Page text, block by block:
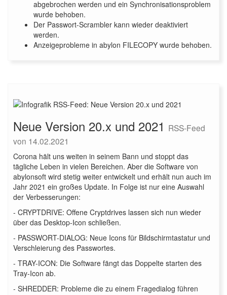
abgebrochen werden und ein Synchronisationsproblem
wurde behoben.
Der Passwort-Scrambler kann wieder deaktiviert
werden.
Anzeigeprobleme in abylon FILECOPY wurde behoben.
Neue Version 20.x und 2021 RSS-Feed
von 14.02.2021
Corona hält uns weiten in seinem Bann und stoppt das
tägliche Leben in vielen Bereichen. Aber die Software von
abylonsoft wird stetig weiter entwickelt und erhält nun auch im
Jahr 2021 ein großes Update. In Folge ist nur eine Auswahl
der Verbesserungen:
- CRYPTDRIVE: Offene Cryptdrives lassen sich nun wieder
über das Desktop-Icon schließen.
- PASSWORT-DIALOG: Neue Icons für Bildschirmtastatur und
Verschleierung des Passwortes.
- TRAY-ICON: Die Software fängt das Doppelte starten des
Tray-Icon ab.
- SHREDDER: Probleme die zu einem Fragedialog führen